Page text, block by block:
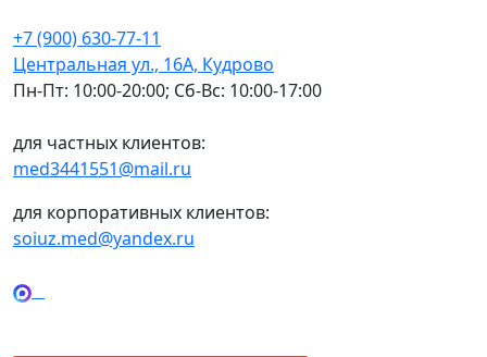
+7 (900) 630-77-11
Центральная ул., 16А, Кудрово
Пн-Пт: 10:00-20:00; Сб-Вс: 10:00-17:00
для частных клиентов:
med3441551@mail.ru
для корпоративных клиентов:
soiuz.med@yandex.ru